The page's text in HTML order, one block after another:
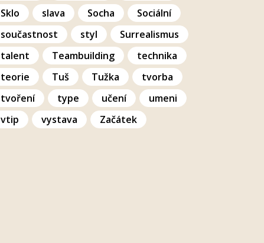
Sklo
slava Socha
Sociální
součastnost
styl
Surrealismus
talent
Teambuilding
technika
teorie
Tuš Tužka
tvorba
tvoření
type učení
umeni
vtip
vystava Začátek